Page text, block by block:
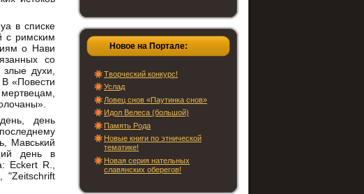
в списке
с римским
о Hави
со
злые дyхи,
«Повести
день
Мавський
день в
Есkert R.,
"Zeitschrift
Новое на Портале:
Творческий конкурс!
Услад
Ловец снов «Паутинка снов»
Идол Велеса (большой)
Память Рода
Новые книги по этнической
тематике!
Новая серия нательных
славянских оберегов!